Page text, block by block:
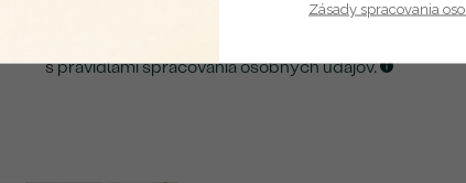
spravidlami spracovania osobných údajov.
Zásady spracovania